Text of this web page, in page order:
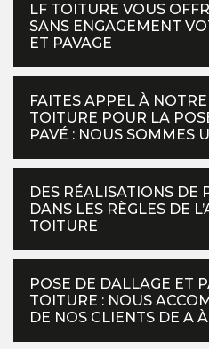
LF TOITURE VOUS
SANS ENGAGEMENT
ET PAVAGE
FAITES APPEL À
TOITURE POUR LA
PAVÉ : NOUS SOMMES
DES RÉALISATIONS DE
DANS LES RÈGLES DE
TOITURE
POSE DE DALLAGE ET
TOITURE : NOUS
DE NOS CLIENTS DE A